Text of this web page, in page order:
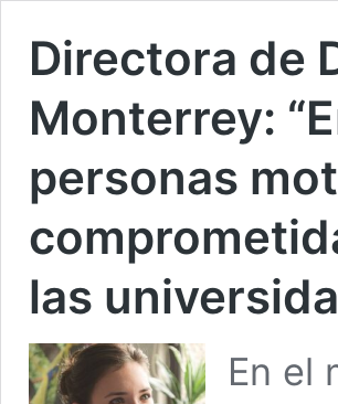
Directora de
Monterrey:
personas
las
En el